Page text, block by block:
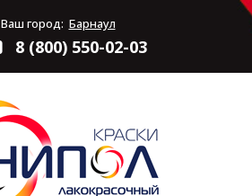
Ваш город: Барнаул
8 (800) 550-02-03